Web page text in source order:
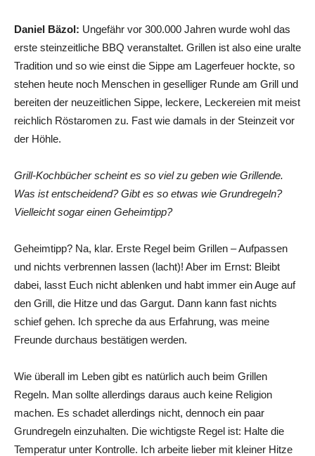
Daniel Bäzol: Ungefähr vor 300.000 Jahren wurde wohl das
erste steinzeitliche BBQ veranstaltet. Grillen ist also eine uralte
Tradition und so wie einst die Sippe am Lagerfeuer hockte, so
stehen heute noch Menschen in geselliger Runde am Grill und
bereiten der neuzeitlichen Sippe, leckere, Leckereien mit meist
reichlich Röstaromen zu. Fast wie damals in der Steinzeit vor
der Höhle.
Grill-Kochbücher scheint es so viel zu geben wie Grillende.
Was ist entscheidend? Gibt es so etwas wie Grundregeln?
Vielleicht sogar einen Geheimtipp?
Geheimtipp? Na, klar. Erste Regel beim Grillen – Aufpassen
und nichts verbrennen lassen (lacht)! Aber im Ernst: Bleibt
dabei, lasst Euch nicht ablenken und habt immer ein Auge auf
den Grill, die Hitze und das Gargut. Dann kann fast nichts
schief gehen. Ich spreche da aus Erfahrung, was meine
Freunde durchaus bestätigen werden.
Wie überall im Leben gibt es natürlich auch beim Grillen
Regeln. Man sollte allerdings daraus auch keine Religion
machen. Es schadet allerdings nicht, dennoch ein paar
Grundregeln einzuhalten. Die wichtigste Regel ist: Halte die
Temperatur unter Kontrolle. Ich arbeite lieber mit kleiner Hitze